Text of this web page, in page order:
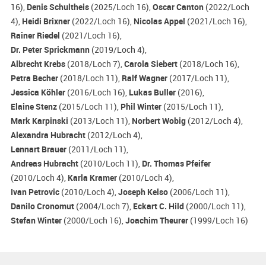
16), Denis Schultheis (2025/Loch 16), Oscar Canton (2022/Loch
4), Heidi Brixner (2022/Loch 16), Nicolas Appel (2021/Loch 16),
Rainer Riedel (2021/Loch 16),
Dr. Peter Sprickmann (2019/Loch 4),
Albrecht Krebs (2018/Loch 7), Carola Siebert (2018/Loch 16),
Petra Becher (2018/Loch 11), Ralf Wagner (2017/Loch 11),
Jessica Köhler (2016/Loch 16), Lukas Buller (2016),
Elaine Stenz (2015/Loch 11), Phil Winter (2015/Loch 11),
Mark Karpinski (2013/Loch 11), Norbert Wobig (2012/Loch 4),
Alexandra Hubracht (2012/Loch 4),
Lennart Brauer (2011/Loch 11),
Andreas Hubracht (2010/Loch 11), Dr. Thomas Pfeifer
(2010/Loch 4), Karla Kramer (2010/Loch 4),
Ivan Petrovic (2010/Loch 4), Joseph Kelso (2006/Loch 11),
Danilo Cronomut (2004/Loch 7), Eckart C. Hild (2000/Loch 11),
Stefan Winter (2000/Loch 16), Joachim Theurer (1999/Loch 16)